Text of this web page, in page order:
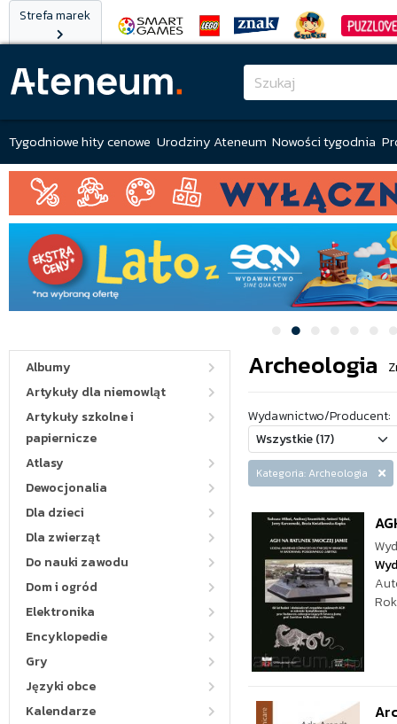
Strefa marek
Tygodniowe hity cenowe Urodziny Ateneum Nowości tygodnia
Albumy
Artykuły dla niemowląt
Artykuły szkolne i
papiernicze
Atlasy
Dewocjonalia
Dla dzieci
Dla zwierząt
Do nauki zawodu
Dom i ogród
Elektronika
Encyklopedie
Gry
Języki obce
Kalendarze
Archeologia
Wydawnictwo/Producent:
Kategoria: Archeologia